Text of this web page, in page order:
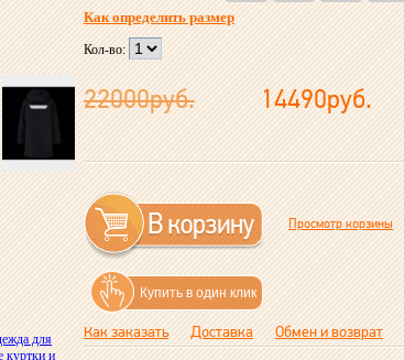
для
куртки и
Как определить размер
Кол-во:
22000руб. 14490руб.
Просмотр корзины
Купить в один клик
Как заказать Доставка Обмен и возврат